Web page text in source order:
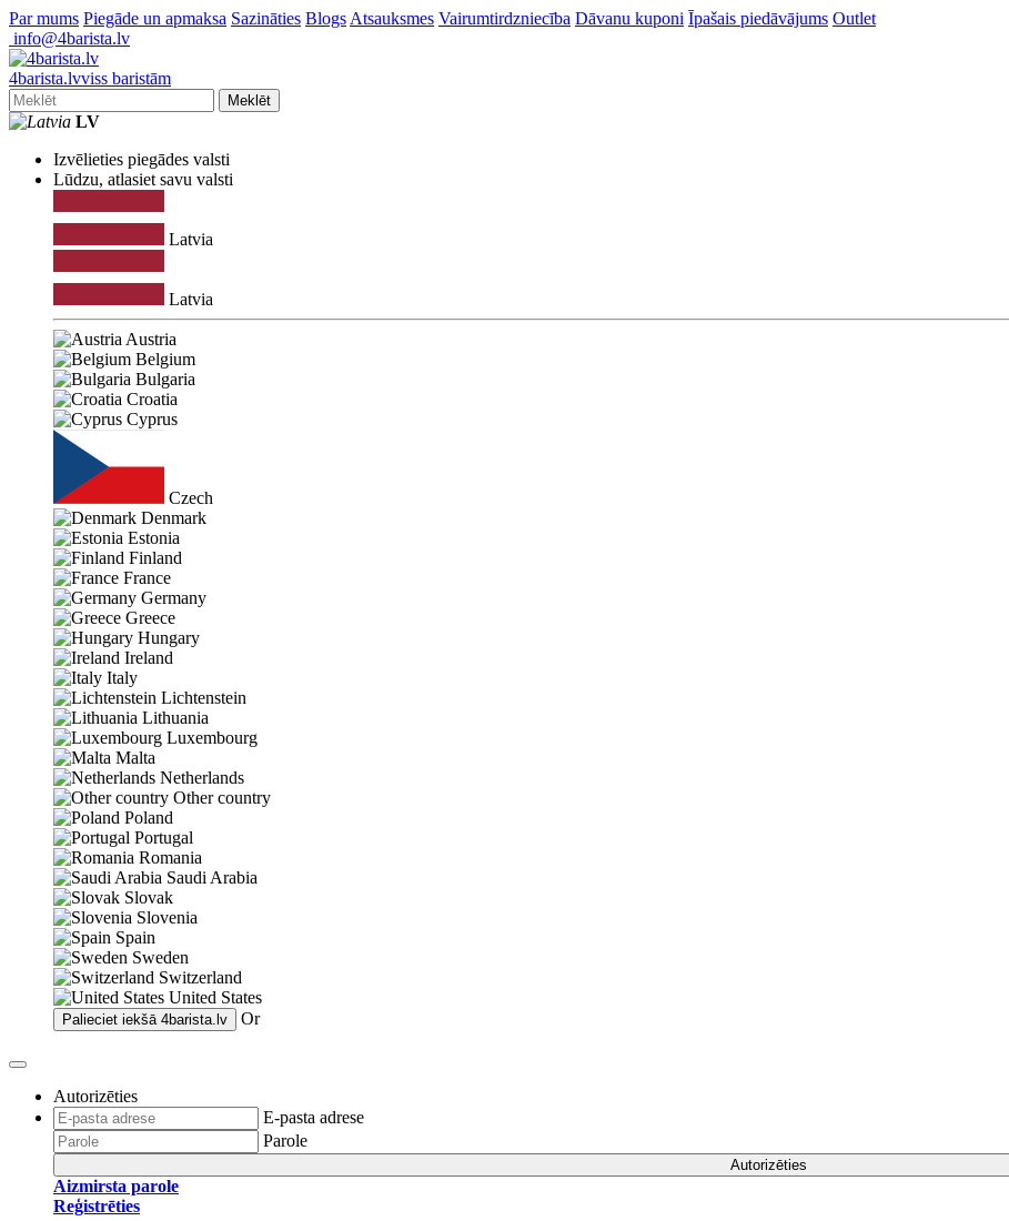
Par mums Piegāde un apmaksa Sazināties Blogs Atsauksmes Vairumtirdzniecība Dāvanu kuponi Īpašais piedāvājums Outlet
info@4barista.lv
4barista.lvviss baristām
Meklēt
LV
Izvēlieties piegādes valsti
Lūdzu, atlasiet savu valsti
Latvia
Latvia
Austria
Belgium
Bulgaria
Croatia
Cyprus
Czech
Denmark
Estonia
Finland
France
Germany
Greece
Hungary
Ireland
Italy
Lichtenstein
Lithuania
Luxembourg
Malta
Netherlands
Other country
Poland
Portugal
Romania
Saudi Arabia
Slovak
Slovenia
Spain
Sweden
Switzerland
United States
Palieciet iekšā 4barista.lv Or
Autorizēties
E-pasta adrese
Parole
Autorizēties
Aizmirsta parole
Reģistrēties